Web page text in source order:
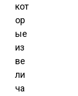
кот
ор
ые
из
ве
ли
ча